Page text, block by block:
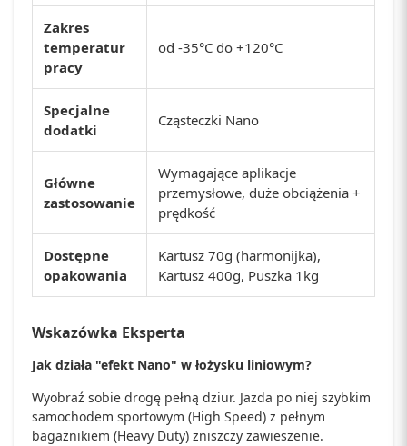
Zakres
temperatur
pracy
od -35°C do +120°C
Specjalne
dodatki
Cząsteczki Nano
Główne
zastosowanie
Wymagające aplikacje
przemysłowe, duże obciążenia +
prędkość
Dostępne
opakowania
Kartusz 70g (harmonijka),
Kartusz 400g, Puszka 1kg
Wskazówka Eksperta
Jak działa "efekt Nano" w łożysku liniowym?
Wyobraź sobie drogę pełną dziur. Jazda po niej szybkim
samochodem sportowym (High Speed) z pełnym
bagażnikiem (Heavy Duty) zniszczy zawieszenie.